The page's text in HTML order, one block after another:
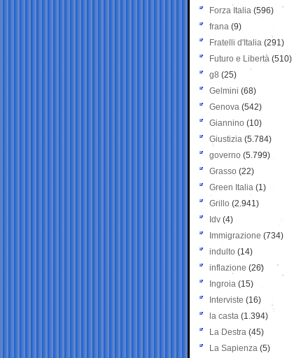
Forza Italia (596)
frana (9)
Fratelli d'Italia (291)
Futuro e Libertà (510)
g8 (25)
Gelmini (68)
Genova (542)
Giannino (10)
Giustizia (5.784)
governo (5.799)
Grasso (22)
Green Italia (1)
Grillo (2.941)
Idv (4)
Immigrazione (734)
indulto (14)
inflazione (26)
Ingroia (15)
Interviste (16)
la casta (1.394)
La Destra (45)
La Sapienza (5)